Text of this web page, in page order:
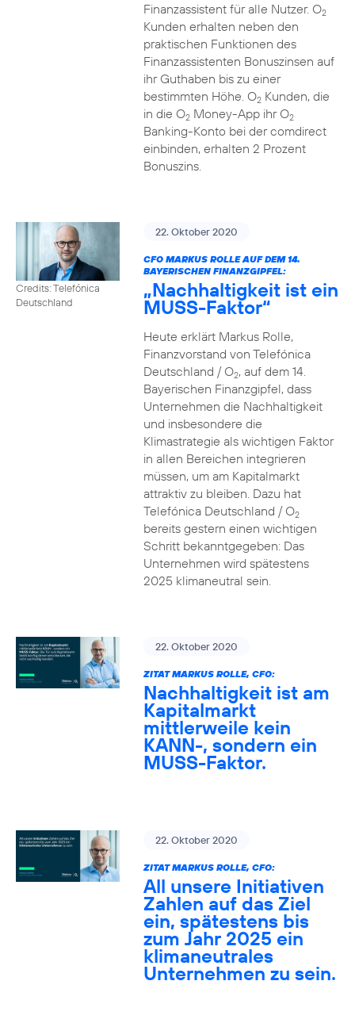
Finanzassistent für alle Nutzer. O2
Kunden erhalten neben den
praktischen Funktionen des
Finanzassistenten Bonuszinsen auf
ihr Guthaben bis zu einer
bestimmten Höhe. O2Kunden, die
in die O2Money-App ihr O2
Banking-Konto bei der comdirect
einbinden, erhalten 2 Prozent
Bonuszins.
Credits: Telefónica
Deutschland
22. Oktober 2020
CFO MARKUS ROLLE AUF DEM 14.
BAYERISCHEN FINANZGIPFEL:
„Nachhaltigkeit ist ein
MUSS-Faktor“
Heute erklärt Markus Rolle,
Finanzvorstand von Telefónica
Deutschland / O2, auf dem 14.
Bayerischen Finanzgipfel, dass
Unternehmen die Nachhaltigkeit
und insbesondere die
Klimastrategie als wichtigen Faktor
in allen Bereichen integrieren
müssen, um am Kapitalmarkt
attraktiv zu bleiben. Dazu hat
Telefónica Deutschland / O2
bereits gestern einen wichtigen
Schritt bekanntgegeben: Das
Unternehmen wird spätestens
2025 klimaneutral sein.
22. Oktober 2020
ZITAT MARKUS ROLLE, CFO:
Nachhaltigkeit ist am
Kapitalmarkt
mittlerweile kein
KANN-, sondern ein
MUSS-Faktor.
22. Oktober 2020
ZITAT MARKUS ROLLE, CFO:
All unsere Initiativen
Zahlen auf das Ziel
ein, spätestens bis
zum Jahr 2025 ein
klimaneutrales
Unternehmen zu sein.